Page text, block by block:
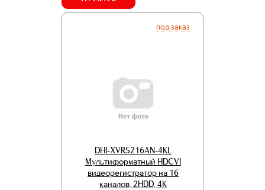
под заказ
DHI-XVR5216AN-4KL
Мультиформатный HDCVI
видеорегистратор на 16
каналов, 2HDD, 4K